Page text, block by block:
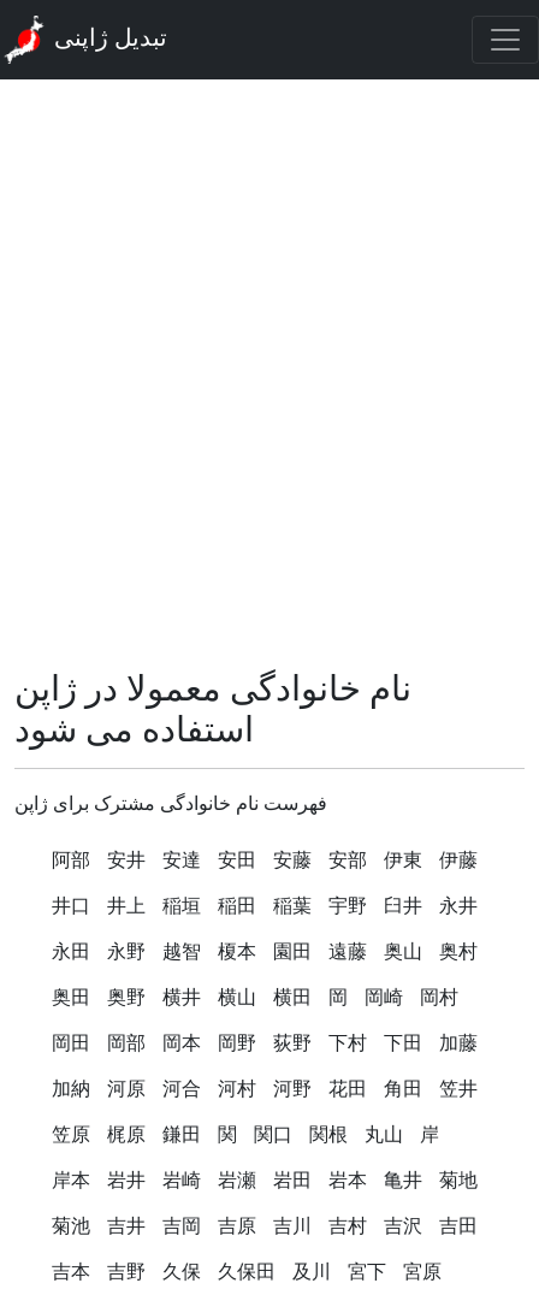
تبدیل ژاپنی
نام خانوادگی معمولا در ژاپن
استفاده می شود
فهرست نام خانوادگی مشترک برای ژاپن
阿部 安井 安達 安田 安藤 安部 伊東
伊藤
井口
井上 稲垣 稲田 稲葉 宇野 臼井
永井
永田
永野 越智 榎本 園田 遠藤 奥山
奥村
奥田
奥野 横井 横山 横田 岡 岡崎
岡村
岡田
岡部 岡本 岡野 荻野 下村 下田
加藤
加納
河原 河合 河村 河野 花田 角田
笠井
笠原
梶原 鎌田 関 関口 関根 丸山
岸
岸本
岩井 岩崎 岩瀬 岩田 岩本 亀井
菊地
菊池
吉井 吉岡 吉原 吉川 吉村 吉沢
吉田
吉本
吉野 久保 久保田 及川 宮下
宮原